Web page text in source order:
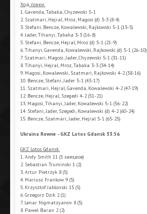
Ход гонки:
1. Gavenda, Tabaka, Chyzewski 5-1
2. Szatmari, Hejral, Mroz, Magosi (d) 3-3 (8-4)
3. Stefani, Bencze, Kowalewski, Rajkowski 5-1 (13-5)
4. Jader, Tihanyi, Tabaka 3-3 (16-8)
5. Stefani, Bencze, Hejral, Mroz (d) 5-1 (21-9)
6. Tihanyi, Gavenda, Kowalewski, Rajkowski (d) 5-1 (26-10)
7. Szatmari, Magosi, Jader, Chyzewski 5-1 (31-11)
8. Tihanyi, Hejral, Mroz, Tabaka 3-3 (34-14)
9. Magosi, Kowalewski, Szatmari, Rajkowski 4-2 (38-16)
10. Bencze, Stefani, Jader 5-1 (43-17)
11. Szatmari, Hejral, Gavenda, Kowalewski 4-2 (47-19)
12. Bencze, Hejral, Szegedi 4-2 (51-21)
13. Magosi, Tihanyi, Jader, Kowalewski 5-1 (56-22)
14. Stefani, Jader, Szegedi, Kowalewski (d) 4-2 (60-24)
15. Bencze, Szatmari, Jader, Hejral 5-1 (65-25)
Ukraina Rowne - GKZ Lotos Gdansk 33:56
GKZ Lotos Gdansk:
1. Andy Smith 11 (5 заездов)
2. Sebastian Truminski 1 (2)
3. Artur Pietrzyk 8 (5)
4. Mariusz Frankow 9 (5)
5. Krzysztof Jablonski 15 (5)
6. Grzegorz Dzik 2 (1)
7. Lenar Nigmatzyanov 8 (5)
8. Pawel Baran 2 (2)